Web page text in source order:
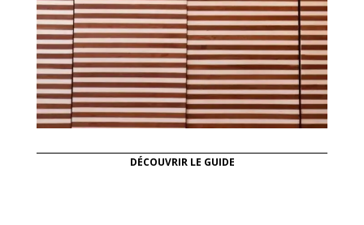
DÉCOUVRIR LE GUIDE